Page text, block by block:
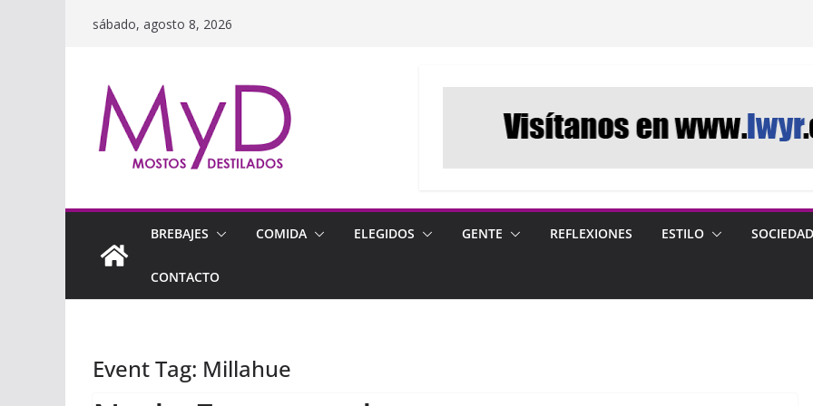
sábado, agosto 8, 2026
BREBAJES COMIDA ELEGIDOS GENTE REFLEXIONES ESTILO SOCIEDAD
CONTACTO
Event Tag: Millahue